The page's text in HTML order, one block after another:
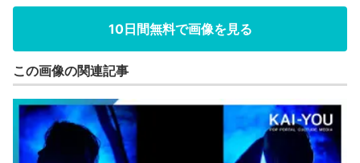
10日間無料で画像を見る
この画像の関連記事